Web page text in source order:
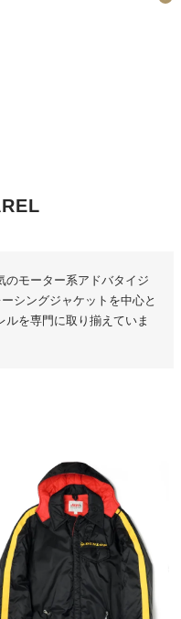
のモーター系アドバタイジ
シングジャケットを中心と
を専門に取り揃えていま